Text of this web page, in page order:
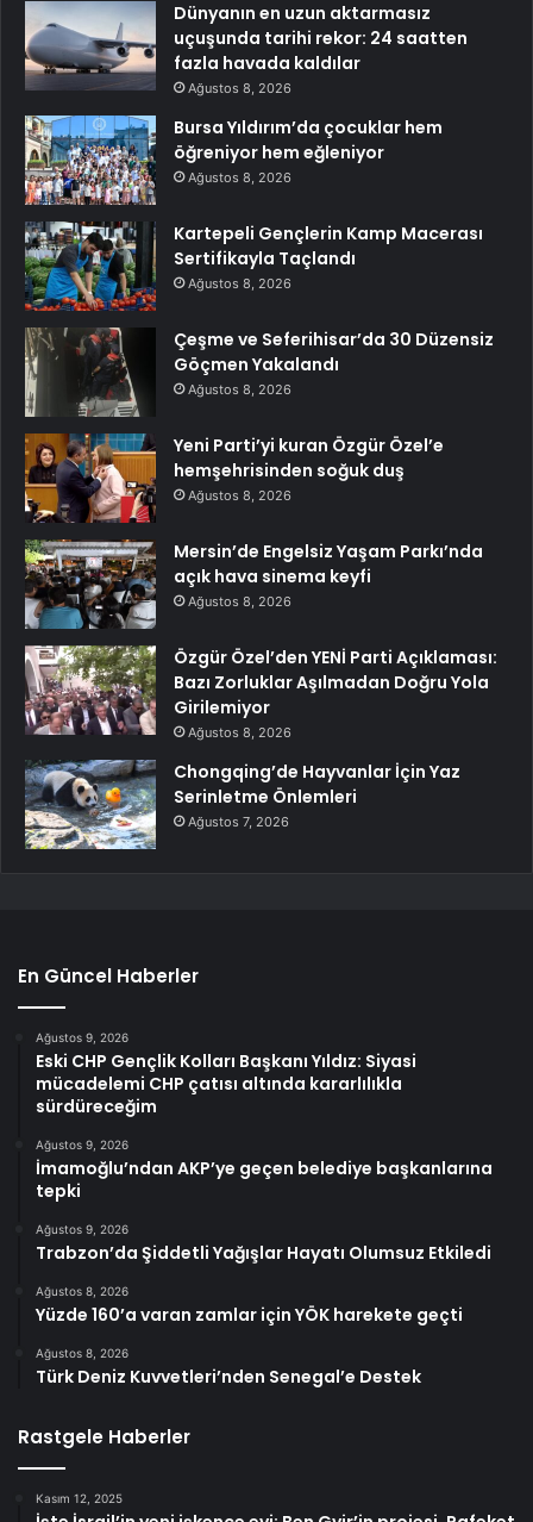
Dünyanın en uzun aktarmasız
uçuşunda tarihi rekor: 24 saatten
fazla havada kaldılar
Ağustos 8, 2026
Bursa Yıldırım’da çocuklar hem
öğreniyor hem eğleniyor
Ağustos 8, 2026
Kartepeli Gençlerin Kamp Macerası
Sertifikayla Taçlandı
Ağustos 8, 2026
Çeşme ve Seferihisar’da 30 Düzensiz
Göçmen Yakalandı
Ağustos 8, 2026
Yeni Parti’yi kuran Özgür Özel’e
hemşehrisinden soğuk duş
Ağustos 8, 2026
Mersin’de Engelsiz Yaşam Parkı’nda
açık hava sinema keyfi
Ağustos 8, 2026
Özgür Özel’den YENİ Parti Açıklaması:
Bazı Zorluklar Aşılmadan Doğru Yola
Girilemiyor
Ağustos 8, 2026
Chongqing’de Hayvanlar İçin Yaz
Serinletme Önlemleri
Ağustos 7, 2026
En Güncel Haberler
Ağustos 9, 2026
Eski CHP Gençlik Kolları Başkanı Yıldız: Siyasi
mücadelemi CHP çatısı altında kararlılıkla
sürdüreceğim
Ağustos 9, 2026
İmamoğlu’ndan AKP’ye geçen belediye başkanlarına
tepki
Ağustos 9, 2026
Trabzon’da Şiddetli Yağışlar Hayatı Olumsuz Etkiledi
Ağustos 8, 2026
Yüzde 160’a varan zamlar için YÖK harekete geçti
Ağustos 8, 2026
Türk Deniz Kuvvetleri’nden Senegal’e Destek
Rastgele Haberler
Kasım 12, 2025